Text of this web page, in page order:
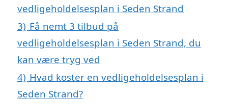
vedligeholdelsesplan i Seden Strand
3) Få nemt 3 tilbud på
vedligeholdelsesplan i Seden Strand, du
kan være tryg ved
4) Hvad koster en vedligeholdelsesplan i
Seden Strand?